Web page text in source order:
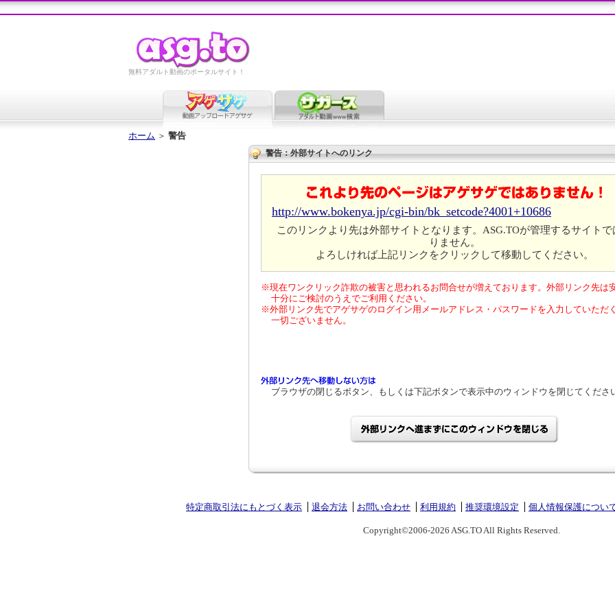
無料アダルト動画のポータルサイト！
ホーム ＞ 警告
警告：外部サイトへのリンク
http://www.bokenya.jp/cgi-bin/bk_setcode?4001+10686
このリンクより先は外部サイトとなります。ASG.TOが管理するサイトで
りません。
よろしければ上記リンクをクリックして移動してください。
※現在ワンクリック詐欺の被害と思われるお問合せが増えております。外部リンク先は
十分にご検討のうえでご利用ください。
※外部リンク先でアゲサゲのログイン用メールアドレス・パスワードを入力していただ
一切ございません。
ブラウザの閉じるボタン、もしくは下記ボタンで表示中のウィンドウを閉じてくださ
特定商取引法にもとづく表示 退会方法 お問い合わせ 利用規約 推奨環境設定 個人情報保護につい
Copyright©2006-2026 ASG.TO All Rights Reserved.